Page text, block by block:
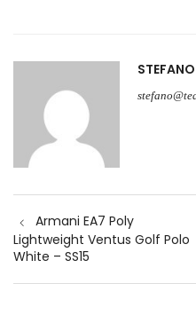
articoli
Armani EA7 Poly
Lightweight Ventus Golf Polo
White – SS15